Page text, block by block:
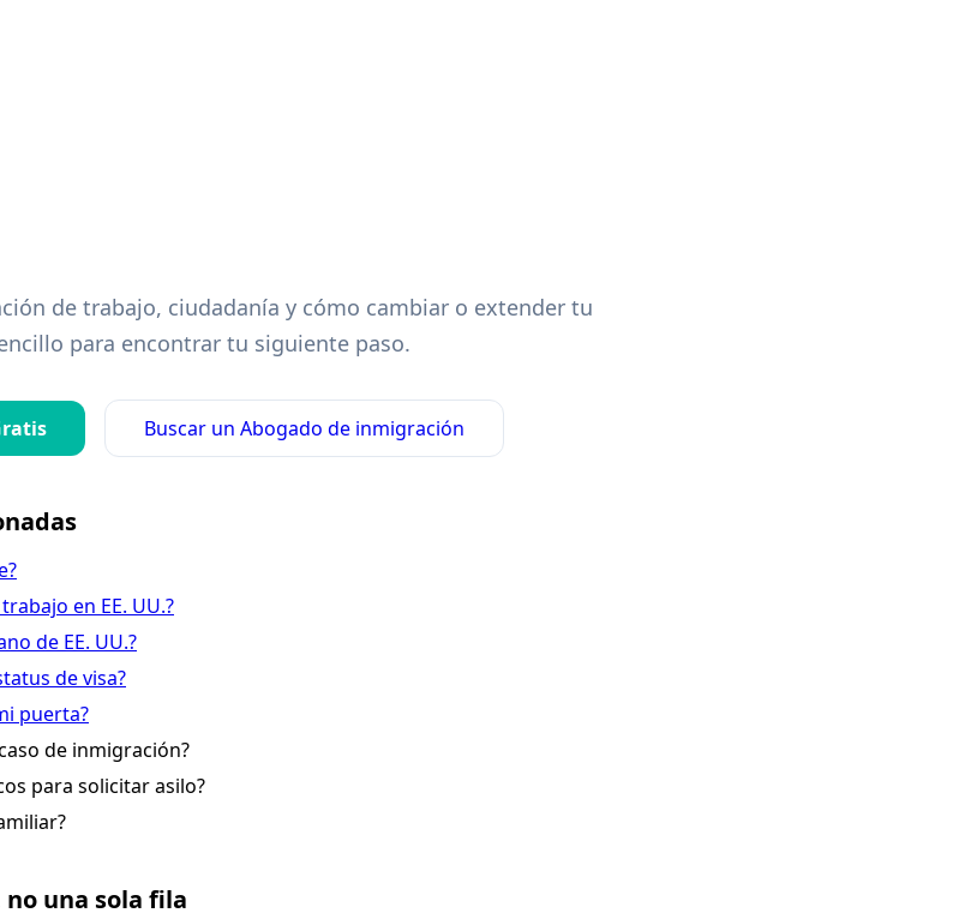
de trabajo, ciudadanía y cómo cambiar o extender tu
para encontrar tu siguiente paso.
Buscar un Abogado de inmigración
en EE. UU.?
de EE. UU.?
de visa?
puerta?
de inmigración?
para solicitar asilo?
una sola fila